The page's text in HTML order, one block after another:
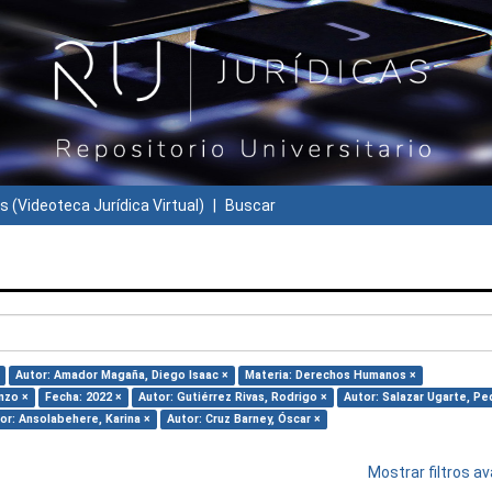
(Videoteca Jurídica Virtual) Buscar
Autor: Amador Magaña, Diego Isaac ×
Materia: Derechos Humanos ×
×
Fecha: 2022 × Autor: Gutiérrez Rivas, Rodrigo ×
Autor: Salazar Ugarte,
Ansolabehere, Karina ×
Autor: Cruz Barney, Óscar ×
Mostrar filtros